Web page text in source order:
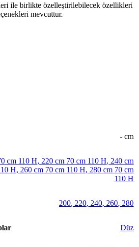
ile birlikte özelleştirilebilecek özellikleri
mevcuttur.
- cm
cm 110 H, 220 cm 70 cm 110 H, 240 cm
H, 260 cm 70 cm 110 H, 280 cm 70 cm
110 H
200, 220, 240, 260, 280
Düz